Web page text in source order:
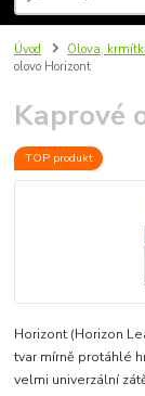
Úvod Olova,
olovo Horizont
Kaprové
TOP produkt
Horizont (Horizon
tvar mírně protáhlé
velmi univerzální